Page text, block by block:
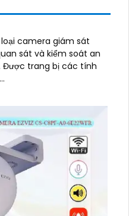
camera giám sát
sát và kiểm soát an